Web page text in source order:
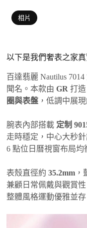
相片
以下是我們奢表之家
百達翡麗 Nautilus
聞名。本款由GR 打
圈與表盤 ，低調中展
腕表內部搭載 定制
走時穩定，中心大秒針
6 點位日曆視窗布局均
表殼直徑約35.2mm
兼顧日常佩戴與觀賞性
整體風格運動優雅並